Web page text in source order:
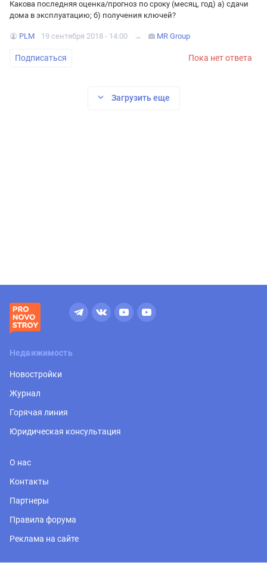
Какова последняя оценка/прогноз по сроку (месяц, год) а) сдачи
дома в эксплуатацию; б) получения ключей?
PLM 19 сентября 2018 - 14:00 → MR Group
Подписаться Пока нет ответа
Загрузить еще
Недвижимость
Новостройки
Журнал
Горячая линия
Юридическая консультация
О нас
Контакты
Партнеры
Правила форума
Реклама на сайте